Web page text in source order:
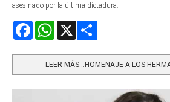
asesinado por la última dictadura.
FacebookWhatsApp
LEER MÁS…HOMENAJE A LOS